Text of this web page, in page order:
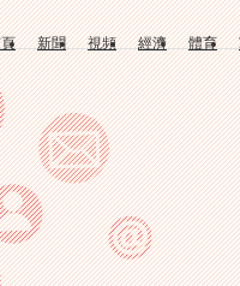
新聞 視頻 經濟 體育